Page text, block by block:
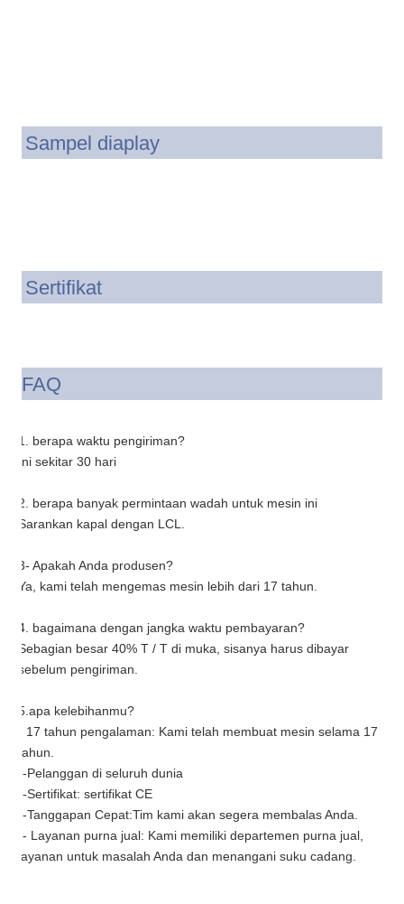
Sampel diaplay
Sertifikat
FAQ
1. berapa waktu pengiriman?
Ini sekitar 30 hari
2. berapa banyak permintaan wadah untuk mesin ini
Sarankan kapal dengan LCL.
3- Apakah Anda produsen?
Ya, kami telah mengemas mesin lebih dari 17 tahun.
4. bagaimana dengan jangka waktu pembayaran?
Sebagian besar 40% T / T di muka, sisanya harus dibayar
sebelum pengiriman.
5.apa kelebihanmu?
- 17 tahun pengalaman: Kami telah membuat mesin selama 17
tahun.
--Pelanggan di seluruh dunia
--Sertifikat: sertifikat CE
--Tanggapan Cepat:Tim kami akan segera membalas Anda.
-- Layanan purna jual: Kami memiliki departemen purna jual,
layanan untuk masalah Anda dan menangani suku cadang.